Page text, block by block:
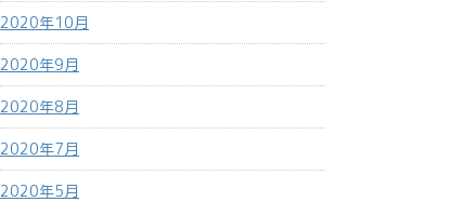
2020年10月
2020年9月
2020年8月
2020年7月
2020年5月